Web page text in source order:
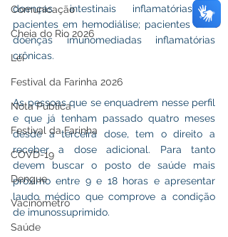
Comunicação
Cheia do Rio 2026
Lei
Festival da Farinha 2026
Nota Pública
Festival da Farinha
COVD-19
Dengue
Vacinômetro
Saúde
doenças intestinais inflamatórias e
pacientes em hemodiálise; pacientes com
doenças imunomediadas inflamatórias
crônicas.
As pessoas que se enquadrem nesse perfil
e que já tenham passado quatro meses
desde a terceira dose, tem o direito a
receber a dose adicional. Para tanto
devem buscar o posto de saúde mais
próximo entre 9 e 18 horas e apresentar
laudo médico que comprove a condição
de imunossuprimido.